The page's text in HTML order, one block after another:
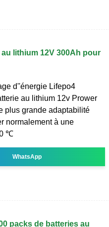
au lithium 12V 300Ah pour
d''énergie Lifepo4
au lithium 12v Prower
plus grande adaptabilité
normalement à une
℃
WhatsApp
packs de batteries au